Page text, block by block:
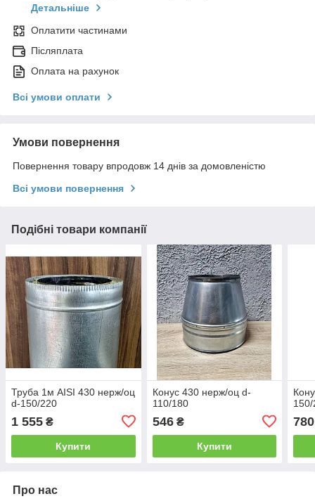
Детальніше
Оплатити частинами
Післяплата
Оплата на рахунок
Всі умови оплати
Умови повернення
Повернення товару впродовж 14 днів за домовленістю
Всі умови повернення
Подібні товари компанії
Труба 1м AISI 430 нерж/оц
d-150/220
1 555 ₴
Купити
Конус 430 нерж/оц d-
110/180
546₴
Купити
780
Про нас